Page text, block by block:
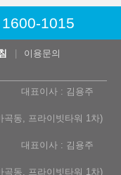
1600-1015
이용문의
대표이사 : 김용주
곡동, 프라이빗타워 1차)
대표이사 : 김용주
곡동, 프라이빗타워 1차)